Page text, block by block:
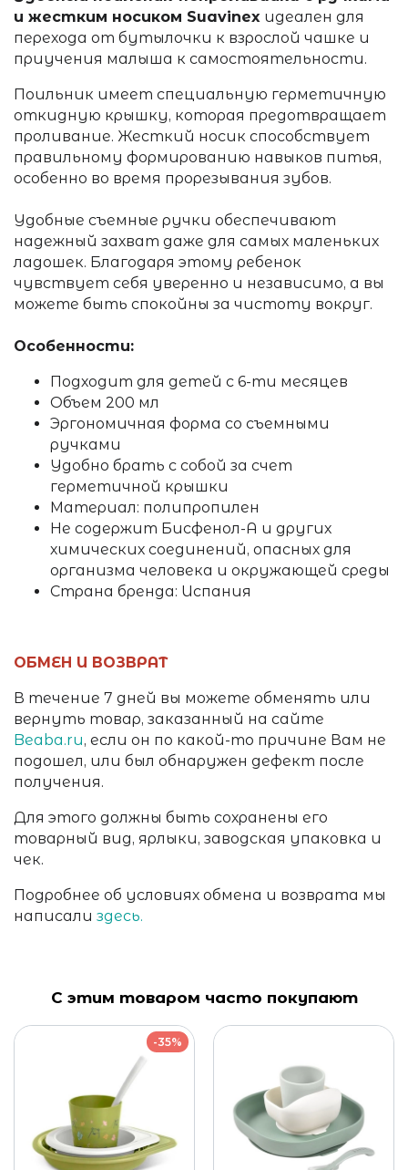
и жестким носиком Suavinex идеален для
перехода от бутылочки к взрослой чашке и
приучения малыша к самостоятельности.
Поильник имеет специальную герметичную
откидную крышку, которая предотвращает
проливание. Жесткий носик способствует
правильному формированию навыков питья,
особенно во время прорезывания зубов.
Удобные съемные ручки обеспечивают
надежный захват даже для самых маленьких
ладошек. Благодаря этому ребенок
чувствует себя уверенно и независимо, а вы
можете быть спокойны за чистоту вокруг.
Особенности:
Подходит для детей с 6-ти месяцев
Объем 200 мл
Эргономичная форма со съемными
ручками
Удобно брать с собой за счет
герметичной крышки
Материал: полипропилен
Не содержит Бисфенол-А и других
химических соединений, опасных для
организма человека и окружающей среды
Страна бренда: Испания
ОБМЕН И ВОЗВРАТ
В течение 7 дней вы можете обменять или
вернуть товар, заказанный на сайте
Beaba.ru, если он по какой-то причине Вам не
подошел, или был обнаружен дефект после
получения.
Для этого должны быть сохранены его
товарный вид, ярлыки, заводская упаковка и
чек.
Подробнее об условиях обмена и возврата мы
написали здесь.
С этим товаром часто покупают
-35%